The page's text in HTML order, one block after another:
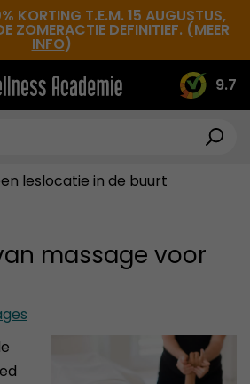
KORTING T.E.M. 15 AUGUSTUS,
ZOMERACTIE DEFINITIEF. (MEER
INFO)
9.7
tevreden studenten
in de branche
leslocatie in de buurt
massage voor